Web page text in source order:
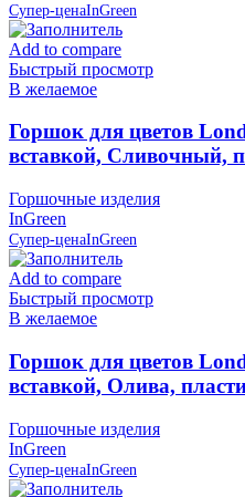
Супер-ценаInGreen
Add to compare
Быстрый просмотр
В желаемое
Горшок для цветов
вставкой, Сливочный,
Горшочные изделия
InGreen
Супер-ценаInGreen
Add to compare
Быстрый просмотр
В желаемое
Горшок для цветов
вставкой, Олива,
Горшочные изделия
InGreen
Супер-ценаInGreen